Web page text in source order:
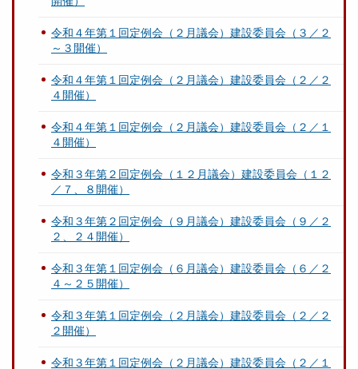
令和４年第１回定例会（２月議会）建設委員会（３／２
～３開催）
令和４年第１回定例会（２月議会）建設委員会（２／２
４開催）
令和４年第１回定例会（２月議会）建設委員会（２／１
４開催）
令和３年第２回定例会（１２月議会）建設委員会（１２
／７、８開催）
令和３年第２回定例会（９月議会）建設委員会（９／２
２、２４開催）
令和３年第１回定例会（６月議会）建設委員会（６／２
４～２５開催）
令和３年第１回定例会（２月議会）建設委員会（２／２
２開催）
令和３年第１回定例会（２月議会）建設委員会（２／１